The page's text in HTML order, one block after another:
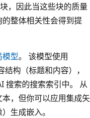
，因此当这些块的质量
整体相关性会得到提
模型。 该模型使用
构（标题和内容），
搜索的搜索索引中。 从
，但你可以应用集成矢
生成嵌入。